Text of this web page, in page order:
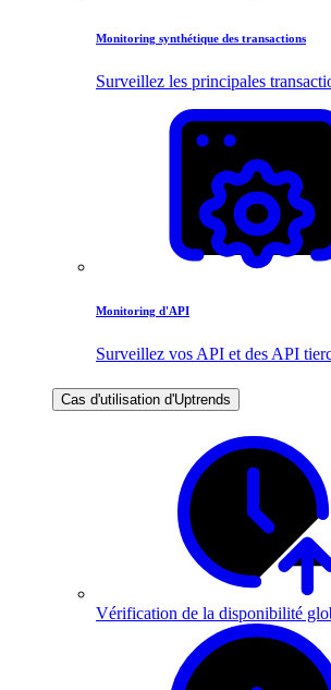
Monitoring synthétique des transactions
Surveillez les principales
Monitoring d'API
Surveillez vos API et des API
Cas d'utilisation d'Uptrends
Vérification de la disponibilité